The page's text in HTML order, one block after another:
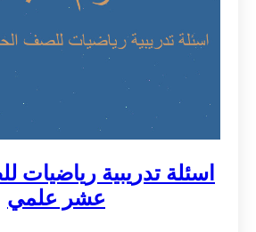
اسئلة تدريبية رياضيات
عشر علمي